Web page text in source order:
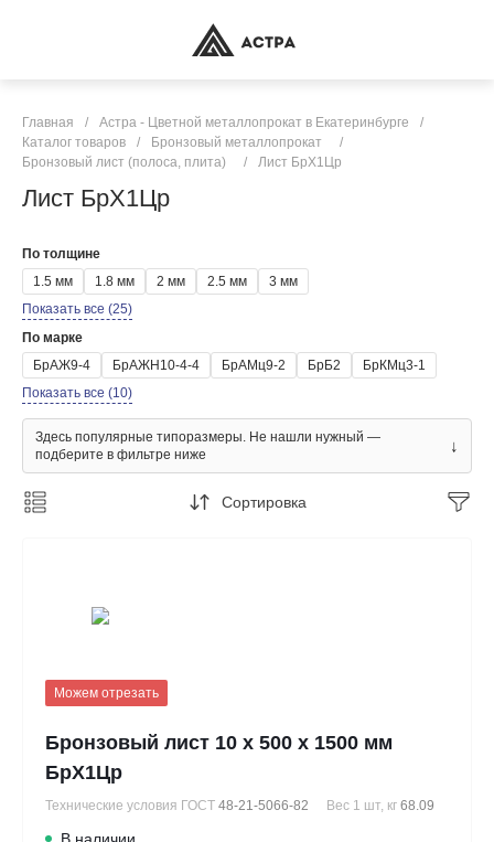
Главная / Астра - Цветной металлопрокат в Екатеринбурге
/
Каталог товаров
/ Бронзовый металлопрокат
/
Бронзовый лист (полоса, плита)
/ Лист БрХ1Цр
Лист БрХ1Цр
По толщине
1.5 мм
1.8 мм 2 мм 2.5 мм
3 мм
Показать все (25)
По марке
БрАЖ9-4
БрАЖН10-4-4 БрАМц9-2 БрБ2
БрКМц3-1
Показать все (10)
Здесь популярные типоразмеры. Не нашли нужный —
подберите в фильтре ниже
↓
Сортировка
Можем отрезать
Бронзовый лист 10 х 500 х 1500 мм
БрХ1Цр
Технические условия ГОСТ 48-21-5066-82 Вес 1 шт, кг 68.09